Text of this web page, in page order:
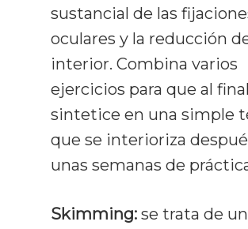
sustancial de las
oculares y la reducción
interior. Combina varios
ejercicios para que al
sintetice en una simple
que se interioriza
unas semanas de
Skimming: se trata de